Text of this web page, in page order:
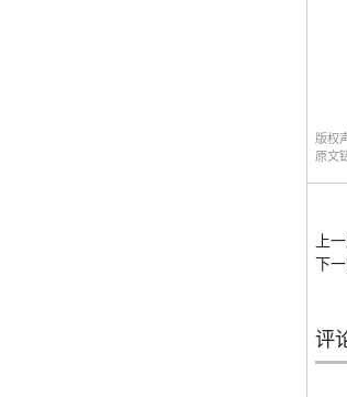
版权
原文
上
下一
评